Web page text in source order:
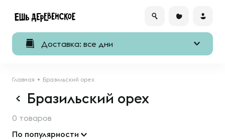
Доставка: все дни
Главная Бразильский орех
Бразильский орех
0 товаров
По популярности